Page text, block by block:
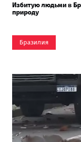
Избитую людьми в
природу
Бразилия